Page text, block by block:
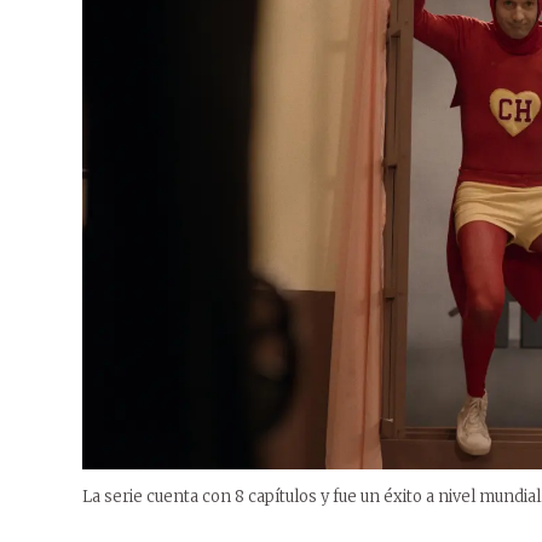
La serie cuenta con 8 capítulos y fue un éxito a nivel